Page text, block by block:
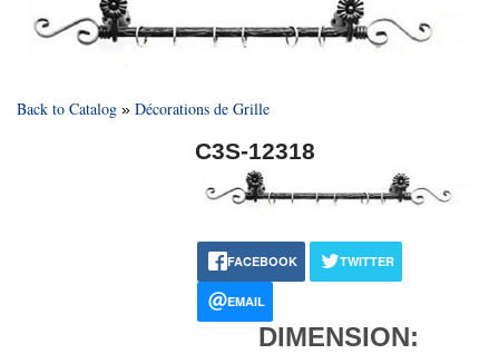
Back to Catalog Décorations de Grille
C3S-12318
FACEBOOK TWITTER
EMAIL
DIMENSION: